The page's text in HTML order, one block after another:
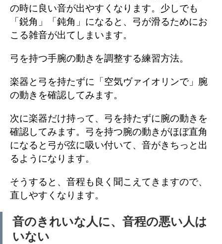
の時に良い音が出やすくなります。少しでも
「鋭角」「鈍角」になると、弓が滑るためにお
こる雑音が出てしまいます。
弓を持つ手腕の動きを調整する練習方法。
楽器と弓を持たずに「空気ヴァイオリンで」腕
の動きを確認してみます。
次に楽器だけ持って、弓を持たずに腕の動きを
確認してみます。弓を持つ腕の動きがほぼ直角
になると弓が弦に吸い付いて、音がきちっと出
るようになります。
そうすると、音程も良く聞こえてきますので、
直しやすくなります。
音のきれいな人に、音程の悪い人は
いない